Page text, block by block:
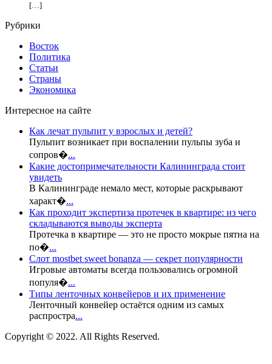
[…]
Рубрики
Восток
Политика
Статьи
Страны
Экономика
Интересное на сайте
Как лечат пульпит у взрослых и детей?
Пульпит возникает при воспалении пульпы зуба и
сопров�...
Какие достопримечательности Калининграда стоит
увидеть
В Калининграде немало мест, которые раскрывают
характ�...
Как проходит экспертиза протечек в квартире: из чего
складываются выводы эксперта
Протечка в квартире — это не просто мокрые пятна на
по�...
Слот mostbet sweet bonanza — секрет популярности
Игровые автоматы всегда пользовались огромной
популя�...
Типы ленточных конвейеров и их применение
Ленточный конвейер остаётся одним из самых
распростра...
Copyright © 2022. All Rights Reserved.